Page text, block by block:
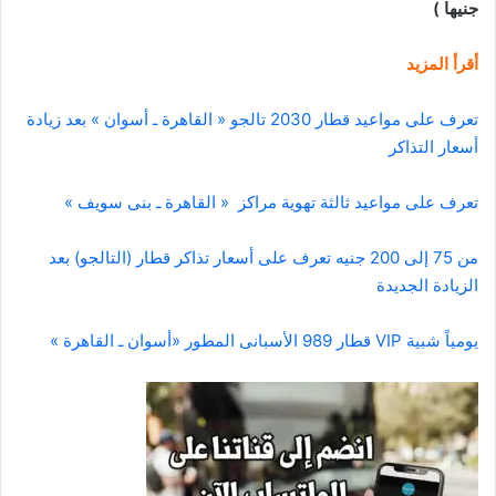
جنيها )
أقرأ المزيد
تعرف على مواعيد قطار 2030 تالجو « القاهرة ـ أسوان » بعد زيادة
أسعار التذاكر
تعرف على مواعيد ثالثة تهوية مراكز « القاهرة ـ بنى سويف »
من 75 إلى 200 جنيه تعرف على أسعار تذاكر قطار (التالجو) بعد
الزيادة الجديدة
يومياً شبية VIP قطار 989 الأسبانى المطور «أسوان ـ القاهرة »